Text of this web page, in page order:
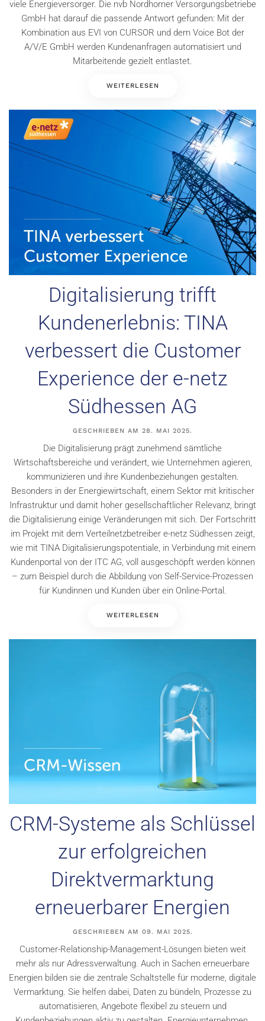
viele Energieversorger. Die nvb Nordhorner Versorgungsbetriebe
GmbH hat darauf die passende Antwort gefunden: Mit der
Kombination aus EVI von CURSOR und dem Voice Bot der
A/V/E GmbH werden Kundenanfragen automatisiert und
Mitarbeitende gezielt entlastet.
WEITERLESEN
Digitalisierung trifft
Kundenerlebnis: TINA
verbessert die Customer
Experience der e-netz
Südhessen AG
GESCHRIEBEN AM 28. MAI 2025.
Die Digitalisierung prägt zunehmend sämtliche
Wirtschaftsbereiche und verändert, wie Unternehmen agieren,
kommunizieren und ihre Kundenbeziehungen gestalten.
Besonders in der Energiewirtschaft, einem Sektor mit kritischer
Infrastruktur und damit hoher gesellschaftlicher Relevanz, bringt
die Digitalisierung einige Veränderungen mit sich. Der Fortschritt
im Projekt mit dem Verteilnetzbetreiber e-netz Südhessen zeigt,
wie mit TINA Digitalisierungspotentiale, in Verbindung mit einem
Kundenportal von der ITC AG, voll ausgeschöpft werden können
– zum Beispiel durch die Abbildung von Self-Service-Prozessen
für Kundinnen und Kunden über ein Online-Portal.
WEITERLESEN
CRM-Systeme als Schlüssel
zur erfolgreichen
Direktvermarktung
erneuerbarer Energien
GESCHRIEBEN AM 09. MAI 2025.
Customer-Relationship-Management-Lösungen bieten weit
mehr als nur Adressverwaltung. Auch in Sachen erneuerbare
Energien bilden sie die zentrale Schaltstelle für moderne, digitale
Vermarktung. Sie helfen dabei, Daten zu bündeln, Prozesse zu
automatisieren, Angebote flexibel zu steuern und